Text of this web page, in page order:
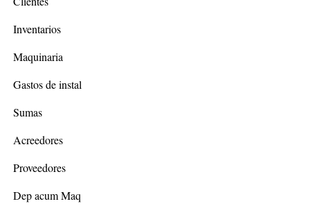
Inventarios
Maquinaria
Gastos de instal
Sumas
Acreedores
Proveedores
Dep acum Maq